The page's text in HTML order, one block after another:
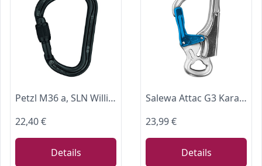
Petzl M36 a, SLN William, große Kapazität, asymmetrischer Aluminium-Karabiner, Schraubverschluss, schwarz, L, M36A SLN
22,40 €
Details
Salewa Attac G3 Karabiner, Blau
23,99 €
Details